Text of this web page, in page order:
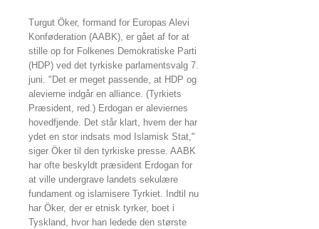
Turgut Öker, formand for Europas Alevi
Konføderation (AABK), er gået af for at
stille op for Folkenes Demokratiske Parti
(HDP) ved det tyrkiske parlamentsvalg 7.
juni. "Det er meget passende, at HDP og
alevierne indgår en alliance. (Tyrkiets
Præsident, red.) Erdogan er aleviernes
hovedfjende. Det står klart, hvem der har
ydet en stor indsats mod Islamisk Stat,"
siger Öker til den tyrkiske presse. AABK
har ofte beskyldt præsident Erdogan for
at ville undergrave landets sekulære
fundament og islamisere Tyrkiet. Indtil nu
har Öker, der er etnisk tyrker, boet i
Tyskland, hvor han ledede den største